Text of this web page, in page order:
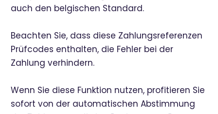
auch den belgischen Standard.
Beachten Sie, dass diese Zahlungsreferenzen
Prüfcodes enthalten, die Fehler bei der
Zahlung verhindern.
Wenn Sie diese Funktion nutzen, profitieren Sie
sofort von der automatischen Abstimmung